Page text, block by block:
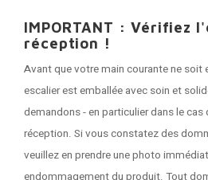
IMPORTANT : Vérifiez
réception !
Avant que votre main courante ne
escalier est emballée avec soin et
demandons - en particulier dans le
réception. Si vous constatez des
veuillez en prendre une photo
endommagement du produit. Tout